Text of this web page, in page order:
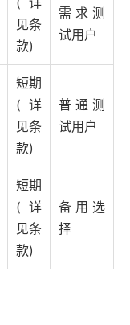
见条
款)
需求测
试用户
短期
(详
见条
款)
普通测
试用户
短期
(详
见条
款)
备用选
择